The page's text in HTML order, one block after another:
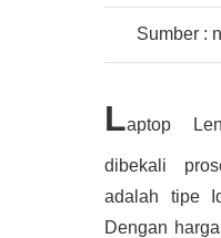
Sumber :
Laptop
dibekali
adalah tipe
Dengan